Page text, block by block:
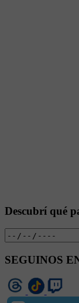
Descubrí qué
SEGUINOS